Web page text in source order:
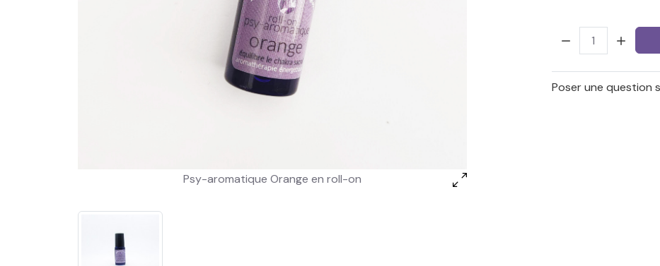
Psy-aromatique Orange en roll-on
Quantité:
Poser une question